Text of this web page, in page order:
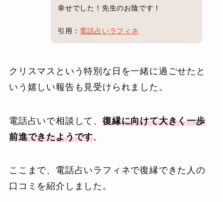
幸せでした！先生のお陰です！
引用： 電話占いラフィネ
クリスマスという特別な日を一緒に過ごせたと
いう嬉しい報告も見受けられました。
電話占いで相談して、 復縁に向けて大きく一歩
前進できたようです。
ここまで、電話占いラフィネで復縁できた人の
口コミを紹介しました。